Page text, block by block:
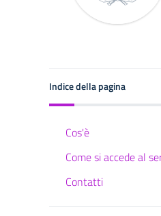
Indice della pagina
Cos'è
Come si accede al
Contatti